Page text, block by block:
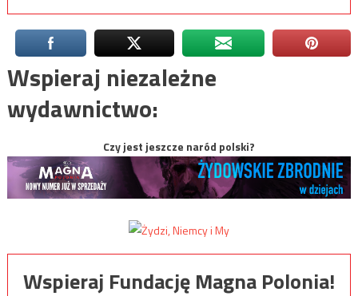
Wspieraj niezależne
wydawnictwo:
Czy jest jeszcze naród polski?
Wspieraj Fundację Magna Polonia!